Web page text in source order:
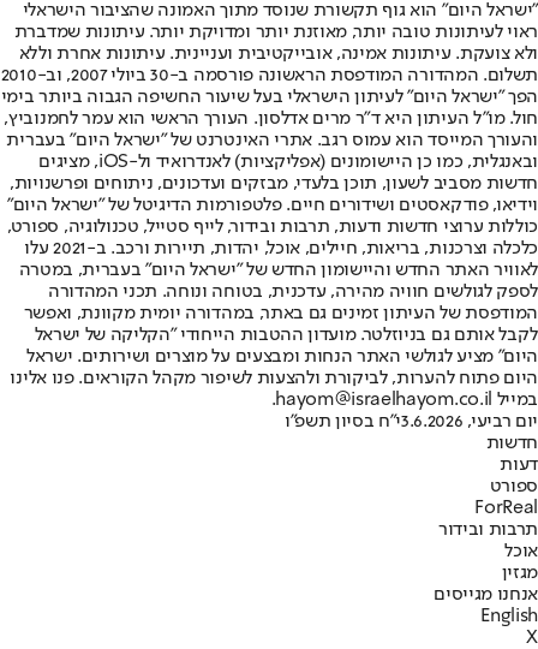
"ישראל היום" הוא גוף תקשורת שנוסד מתוך האמונה שהציבור הישראלי
ראוי לעיתונות טובה יותר, מאוזנת יותר ומדויקת יותר. עיתונות שמדברת
ולא צועקת. עיתונות אמינה, אובייקטיבית ועניינית. עיתונות אחרת וללא
תשלום. המהדורה המודפסת הראשונה פורסמה ב-30 ביולי 2007, וב-2010
הפך "ישראל היום" לעיתון הישראלי בעל שיעור החשיפה הגבוה ביותר בימי
חול. מו"ל העיתון היא ד"ר מרים אדלסון. העורך הראשי הוא עמר לחמנוביץ,
והעורך המייסד הוא עמוס רגב. אתרי האינטרנט של "ישראל היום" בעברית
ובאנגלית, כמו כן היישומונים (אפליקציות) לאנדרואיד ול-iOS, מציגים
חדשות מסביב לשעון, תוכן בלעדי, מבזקים ועדכונים, ניתוחים ופרשנויות,
וידיאו, פודקאסטים ושידורים חיים. פלטפורמות הדיגיטל של "ישראל היום"
כוללות ערוצי חדשות ודעות, תרבות ובידור, לייף סטייל, טכנולוגיה, ספורט,
כלכלה וצרכנות, בריאות, חיילים, אוכל, יהדות, תיירות ורכב. ב-2021 עלו
לאוויר האתר החדש והיישומון החדש של "ישראל היום" בעברית, במטרה
לספק לגולשים חוויה מהירה, עדכנית, בטוחה ונוחה. תכני המהדורה
המודפסת של העיתון זמינים גם באתר, במהדורה יומית מקוונת, ואפשר
לקבל אותם גם בניוזלטר. מועדון ההטבות הייחודי "הקליקה של ישראל
היום" מציע לגולשי האתר הנחות ומבצעים על מוצרים ושירותים. ישראל
היום פתוח להערות, לביקורת ולהצעות לשיפור מקהל הקוראים. פנו אלינו
במייל hayom@israelhayom.co.il.
יום רביעי, 3.6.2026
י"ח בסיון תשפ"ו
חדשות
דעות
ספורט
ForReal
תרבות ובידור
אוכל
מגזין
אנחנו מגייסים
English
X